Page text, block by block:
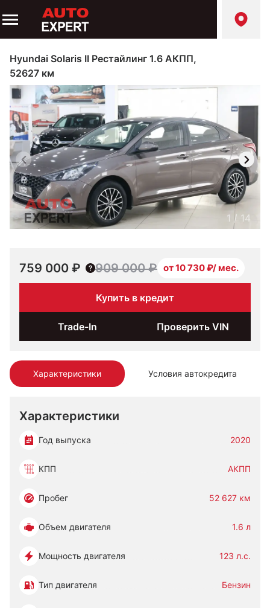
Hyundai Solaris II Рестайлинг 1.6 АКПП,
52627 км
Характеристики Условия автокредита
Характеристики
Год выпуска 2020
КПП АКПП
Пробег 52 627 км
Объем двигателя 1.6 л
Мощность двигателя 123 л.с.
Тип двигателя Бензин
1 / 14
759 000 ₽ 909 000 ₽ от 10 730 ₽/ мес.
Купить в кредит
Trade-In Проверить VIN